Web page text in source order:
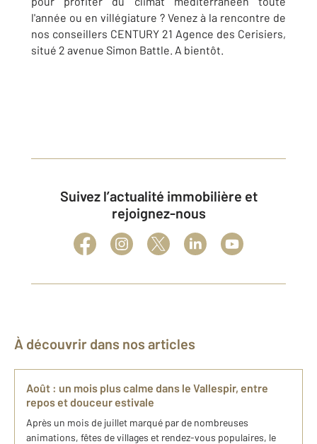
l'année ou en villégiature ? Venez à la rencontre de
nos conseillers CENTURY 21 Agence des Cerisiers,
situé 2 avenue Simon Battle. A bientôt.
Suivez l’actualité immobilière et
rejoignez-nous
À découvrir dans nos articles
Août : un mois plus calme dans le Vallespir, entre
repos et douceur estivale
Après un mois de juillet marqué par de nombreuses
animations, fêtes de villages et rendez-vous populaires, le